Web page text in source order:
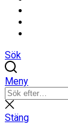
Sök
Meny
Sök
efter:
Stäng
sökning
Stäng